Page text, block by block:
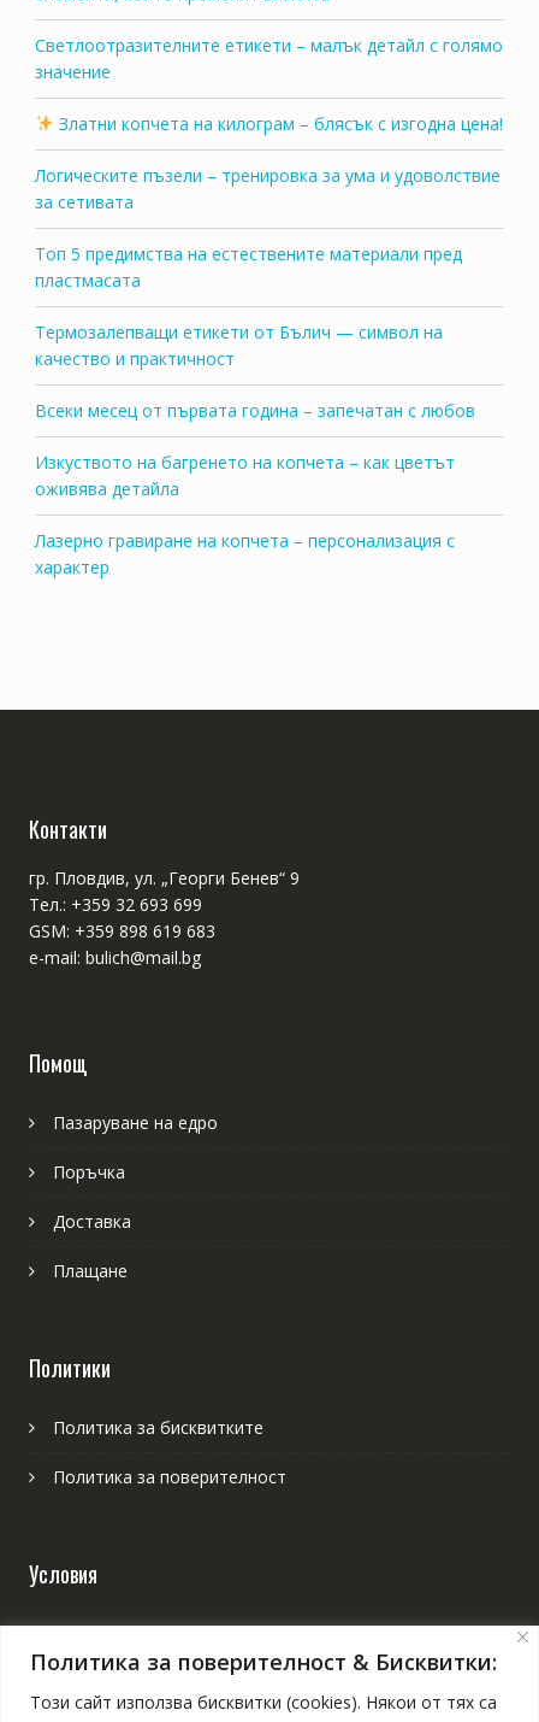
Политика за поверителност & Бисквитки:
Този сайт използва бисквитки (cookies). Някои от тях са
Светлоотразителните етикети – малък детайл с голямо
значение
Златни копчета на килограм – блясък с изгодна цена!
Логическите пъзели – тренировка за ума и удоволствие
за сетивата
Топ 5 предимства на естествените материали пред
пластмасата
Термозалепващи етикети от Бълич — символ на
качество и практичност
Всеки месец от първата година – запечатан с любов
Изкуството на багренето на копчета – как цветът
оживява детайла
Лазерно гравиране на копчета – персонализация с
характер
Контакти
гр. Пловдив, ул. „Георги Бенев“ 9
Тел.: +359 32 693 699
GSM: +359 898 619 683
e-mail: bulich@mail.bg
Помощ
Пазаруване на едро
Поръчка
Доставка
Плащане
Политики
Политика за бисквитките
Политика за поверителност
Условия
Онлайн решаване на спорове